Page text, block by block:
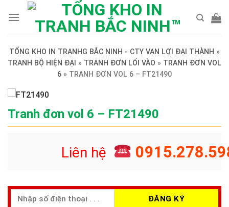
TỔNG KHO IN TRANHG BẮC NINH - CTY VẠN LỢI ĐẠI THÀNH »
TRANH BỘ HIỆN ĐẠI » TRANH ĐƠN LỐI VÀO » TRANH ĐƠN VOL
6 » TRANH ĐƠN VOL 6 – FT21490
Tranh đơn vol 6 – FT21490
Liên hệ